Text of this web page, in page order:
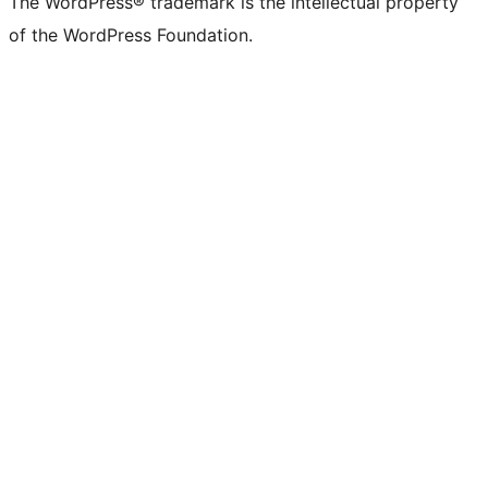
of the WordPress Foundation.